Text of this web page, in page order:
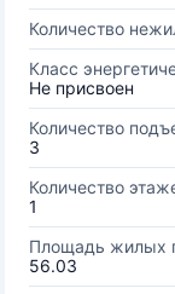
Количество
Класс
Не присвоен
Количество
3
Количество
1
Площадь жилых
56.03